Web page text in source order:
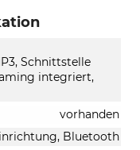
Schnittstelle
integriert,
vorhanden
Bluetooth